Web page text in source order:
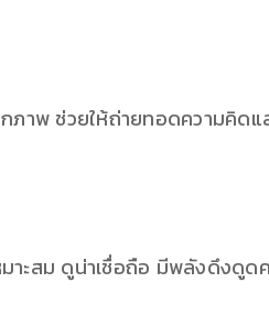
พ ช่วยให้ถ่ายทอดความคิดแล
าะสม ดูน่าเชื่อถือ มีพลังดึงดู